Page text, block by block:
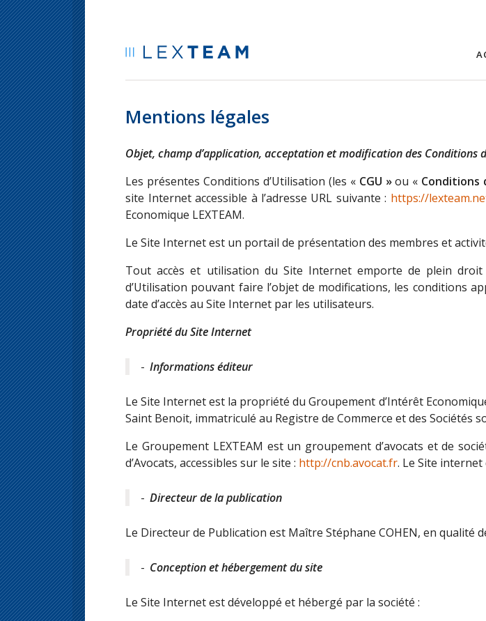
Passer
Mentions légales
Objet, champ d’application, acceptation et modification des Conditions
Les présentes Conditions d’Utilisation (les « CGU »ou « Conditions
site Internet accessible à l’adresse URL suivante : https://
Economique LEXTEAM.
Le Site Internet est un portail de présentation des membres et
Tout accès et utilisation du Site Internet emporte de plein droit
d’Utilisation pouvant faire l’objet de modifications, les conditions
date d’accès au Site Internet par les utilisateurs.
Propriété du Site Internet
Informations éditeur
Le Site Internet est la propriété du Groupement d’Intérêt
Saint Benoit, immatriculé au Registre de Commerce et des Sociétés
Le Groupement LEXTEAM est un groupement d’avocats et de
d’Avocats, accessibles sur le site : http://cnb.avocat.fr. Le Site internet
Directeur de la publication
Le Directeur de Publication est Maître Stéphane COHEN, en qualité
Conception et hébergement du site
Le Site Internet est développé et hébergé par la société :